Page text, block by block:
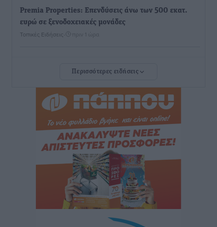
Premia Properties: Επενδύσεις άνω των 500 εκατ.
ευρώ σε ξενοδοχειακές μονάδες
Τοπικές Ειδήσεις πριν 1 ώρα
διακόψουν το κάπνισμα
Έκτακτο επίδομα παιδιού: Έως 10 Αυγούστου η
προθεσμία για ΑΦΜ – Ποιοι πάνε ταμείο
πριν 2 ώρες
ASTYBUS: 27.642 διαδρομές στην Αστυπάλαια – Το
«έξυπνο» μοντέλο μετακίνησης που έγινε μέρος της
καθημερινότητας
πριν 2 ώρες
Ερώτηση Μπελέρη σε Κομισιόν για τη δημιουργία
Περισσότερες ειδήσεις